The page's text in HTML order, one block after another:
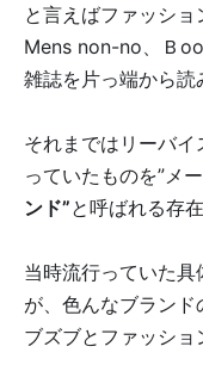
と言えばファッショ
Mens non-no、Ｂ
雑誌を片っ端から読
それまではリーバ
っていたものを”メ
ンド”と呼ばれる存
当時流行っていた
が、色んなブラン
ブズブとファッショ